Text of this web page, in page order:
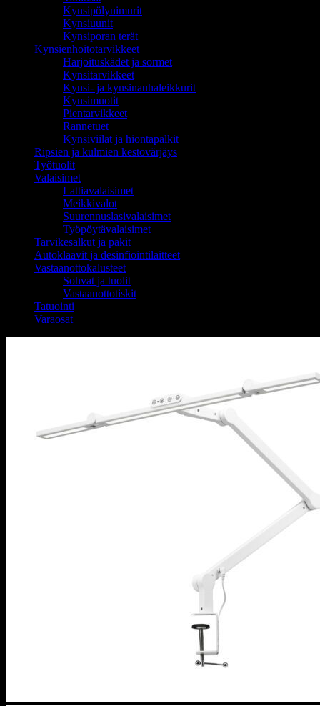
Kynsipölynimurit
Kynsiuunit
Kynsiporan terät
Kynsienhoitotarvikkeet
Harjoituskädet ja sormet
Kynsitarvikkeet
Kynsi- ja kynsinauhaleikkurit
Kynsimuotit
Pientarvikkeet
Rannetuet
Kynsiviilat ja hiontapalkit
Ripsien ja kulmien kestovärjäys
Työtuolit
Valaisimet
Lattiavalaisimet
Meikkivalot
Suurennuslasivalaisimet
Työpöytävalaisimet
Tarvikesalkut ja pakit
Autoklaavit ja desinfiointilaitteet
Vastaanottokalusteet
Sohvat ja tuolit
Vastaanottotiskit
Tatuointi
Varaosat